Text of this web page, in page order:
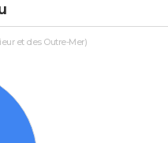
et des Outre-Mer)